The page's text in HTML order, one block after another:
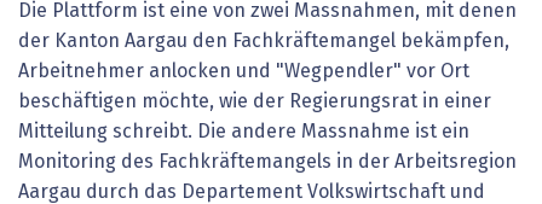
Die Plattform ist eine von zwei Massnahmen, mit denen
der Kanton Aargau den Fachkräftemangel bekämpfen,
Arbeitnehmer anlocken und "Wegpendler" vor Ort
beschäftigen möchte, wie der Regierungsrat in einer
Mitteilung schreibt. Die andere Massnahme ist ein
Monitoring des Fachkräftemangels in der Arbeitsregion
Aargau durch das Departement Volkswirtschaft und